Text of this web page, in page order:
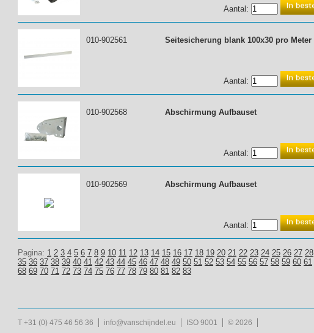
Aantal:
010-902561 Seitesicherung blank 100x30 pro Meter
Aantal:
010-902568 Abschirmung Aufbauset
Aantal:
010-902569 Abschirmung Aufbauset
Aantal:
Pagina: 1 2 3 4 5 6 7 8 9 10 11 12 13 14 15 16 17 18 19 20 21 22 23 24 25 26 27 28
35 36 37 38 39 40 41 42 43 44 45 46 47 48 49 50 51 52 53 54 55 56 57 58 59 60 61
68 69 70 71 72 73 74 75 76 77 78 79 80 81 82 83
T +31 (0) 475 46 56 36 info@vanschijndel.eu ISO 9001 © 2026